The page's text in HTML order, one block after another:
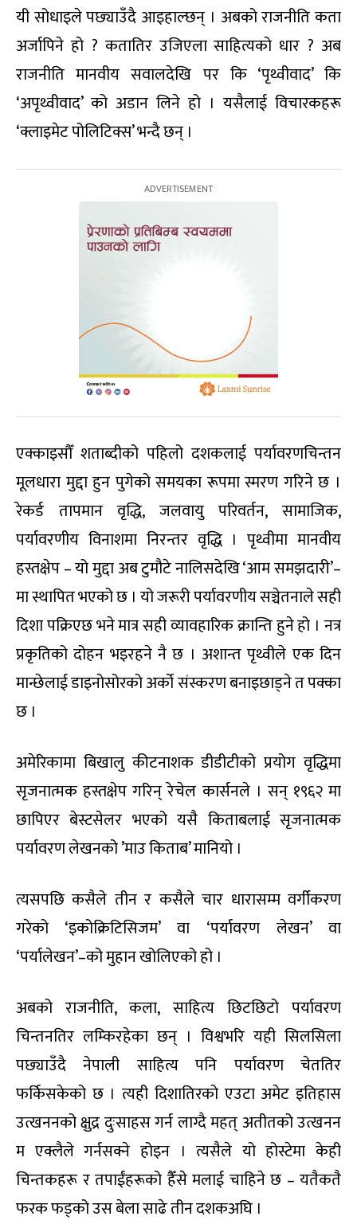
यी सोधाइले पछ्याउँदै आइहाल्छन् । अबको राजनीति कता
अर्जापिने हो ? कतातिर उजिएला साहित्यको धार ? अब
राजनीति मानवीय सवालदेखि पर कि ‘पृथ्वीवाद’ कि
‘अपृथ्वीवाद’ को अडान लिने हो । यसैलाई विचारकहरू
‘क्लाइमेट पोलिटिक्स’ भन्दै छन् ।
एक्काइसौँ शताब्दीको पहिलो दशकलाई पर्यावरणचिन्तन
मूलधारा मुद्दा हुन पुगेको समयका रूपमा स्मरण गरिने छ ।
रेकर्ड तापमान वृद्धि, जलवायु परिवर्तन, सामाजिक,
पर्यावरणीय विनाशमा निरन्तर वृद्धि । पृथ्वीमा मानवीय
हस्तक्षेप – यो मुद्दा अब टुमौटे नालिसदेखि ‘आम समझदारी’–
मा स्थापित भएको छ । यो जरूरी पर्यावरणीय सञ्चेतनाले सही
दिशा पक्रिएछ भने मात्र सही व्यावहारिक क्रान्ति हुने हो । नत्र
प्रकृतिको दोहन भइरहने नै छ । अशान्त पृथ्वीले एक दिन
मान्छेलाई डाइनोसोरको अर्को संस्करण बनाइछाड्ने त पक्का
छ ।
अमेरिकामा बिखालु कीटनाशक डीडीटीको प्रयोग वृद्धिमा
सृजनात्मक हस्तक्षेप गरिन् रेचेल कार्सनले । सन् १९६२ मा
छापिएर बेस्टसेलर भएको यसै किताबलाई सृजनात्मक
पर्यावरण लेखनको ’माउ किताब’ मानियो ।
त्यसपछि कसैले तीन र कसैले चार धारासम्म वर्गीकरण
गरेको ‘इकोक्रिटिसिजम’ वा ‘पर्यावरण लेखन’ वा
‘पर्यालेखन’–को मुहान खोलिएको हो ।
अबको राजनीति, कला, साहित्य छिटछिटो पर्यावरण
चिन्तनतिर लम्किरहेका छन् । विश्वभरि यही सिलसिला
पछ्याउँदै नेपाली साहित्य पनि पर्यावरण चेततिर
फर्किसकेको छ । त्यही दिशातिरको एउटा अमेट इतिहास
उत्खननको क्षुद्र दुःसाहस गर्न लाग्दै महत् अतीतको उत्खनन
म एक्लैले गर्नसक्ने होइन । त्यसैले यो होस्टेमा केही
चिन्तकहरू र तपाईंहरूको हैँसे मलाई चाहिने छ – यतैकतै
फरक फड्को उस बेला साढे तीन दशकअघि ।